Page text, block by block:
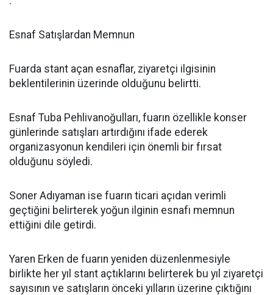
Esnaf Satışlardan Memnun
Fuarda stant açan esnaflar, ziyaretçi ilgisinin
beklentilerinin üzerinde olduğunu belirtti.
Esnaf Tuba Pehlivanoğulları, fuarın özellikle konser
günlerinde satışları artırdığını ifade ederek
organizasyonun kendileri için önemli bir fırsat
olduğunu söyledi.
Soner Adıyaman ise fuarın ticari açıdan verimli
geçtiğini belirterek yoğun ilginin esnafı memnun
ettiğini dile getirdi.
Yaren Erken de fuarın yeniden düzenlenmesiyle
birlikte her yıl stant açtıklarını belirterek bu yıl ziyaretçi
sayısının ve satışların önceki yılların üzerine çıktığını